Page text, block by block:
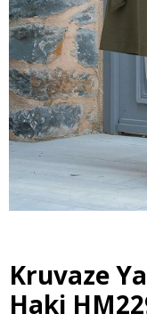
Kruvaze
Haki